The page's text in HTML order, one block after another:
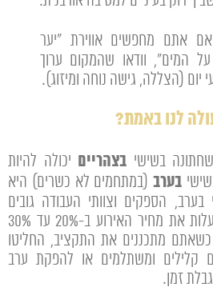
אם אתם מחפשים אווירת "יער
המים", וודאו שהמקום ערוך
יום (הצללה, גישה נוחה ומיזוג).
לנו באמת?
בשישי בצהריים יכולה להיות
בערב (במתחמים לא כשרים) היא
בערב, הספקים וצוותי העבודה גובים
תעריפי שבת. זה עלול להעלות את מחיר האירוע ב-20% עד 30%
מתכננים את התקציב, החליטו
קלילים ומשתלמים או להפקת ערב
זמן.